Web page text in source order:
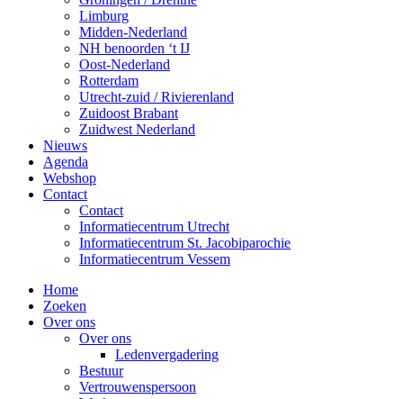
Limburg
Midden-Nederland
NH benoorden ‘t IJ
Oost-Nederland
Rotterdam
Utrecht-zuid / Rivierenland
Zuidoost Brabant
Zuidwest Nederland
Nieuws
Agenda
Webshop
Contact
Contact
Informatiecentrum Utrecht
Informatiecentrum St. Jacobiparochie
Informatiecentrum Vessem
Home
Zoeken
Over ons
Over ons
Ledenvergadering
Bestuur
Vertrouwenspersoon